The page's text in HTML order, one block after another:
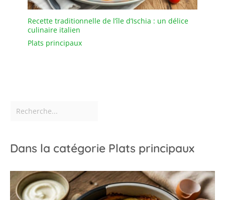
Recette traditionnelle de l’île d’Ischia : un délice
culinaire italien
Plats principaux
Dans la catégorie Plats principaux